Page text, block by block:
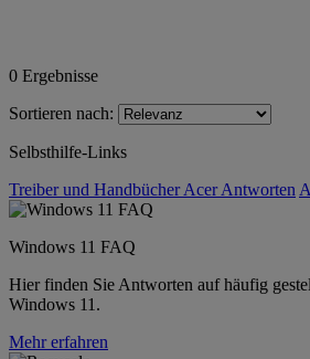
0 Ergebnisse
Sortieren nach:
Selbsthilfe-Links
Treiber und HandbücherAcer Antworten
Windows 11 FAQ
Hier finden Sie Antworten auf häufig
Windows 11.
Mehr erfahren